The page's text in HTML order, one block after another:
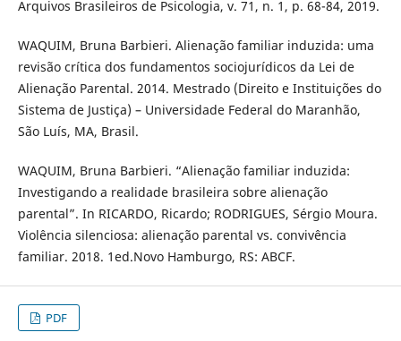
Arquivos Brasileiros de Psicologia, v. 71, n. 1, p. 68-84, 2019.
WAQUIM, Bruna Barbieri. Alienação familiar induzida: uma
revisão crítica dos fundamentos sociojurídicos da Lei de
Alienação Parental. 2014. Mestrado (Direito e Instituições do
Sistema de Justiça) – Universidade Federal do Maranhão,
São Luís, MA, Brasil.
WAQUIM, Bruna Barbieri. “Alienação familiar induzida:
Investigando a realidade brasileira sobre alienação
parental”. In RICARDO, Ricardo; RODRIGUES, Sérgio Moura.
Violência silenciosa: alienação parental vs. convivência
familiar. 2018. 1ed.Novo Hamburgo, RS: ABCF.
PDF